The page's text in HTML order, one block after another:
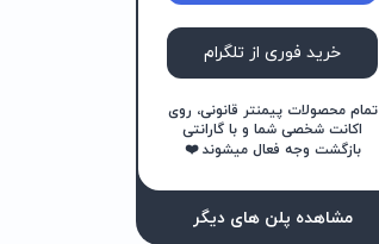
خرید فوری از تلگرام
تمام محصولات پیمنتر قانونی، روی
اکانت شخصی شما و با گارانتی
بازگشت وجه فعال میشوند ❤️
مشاهده پلن های دیگر